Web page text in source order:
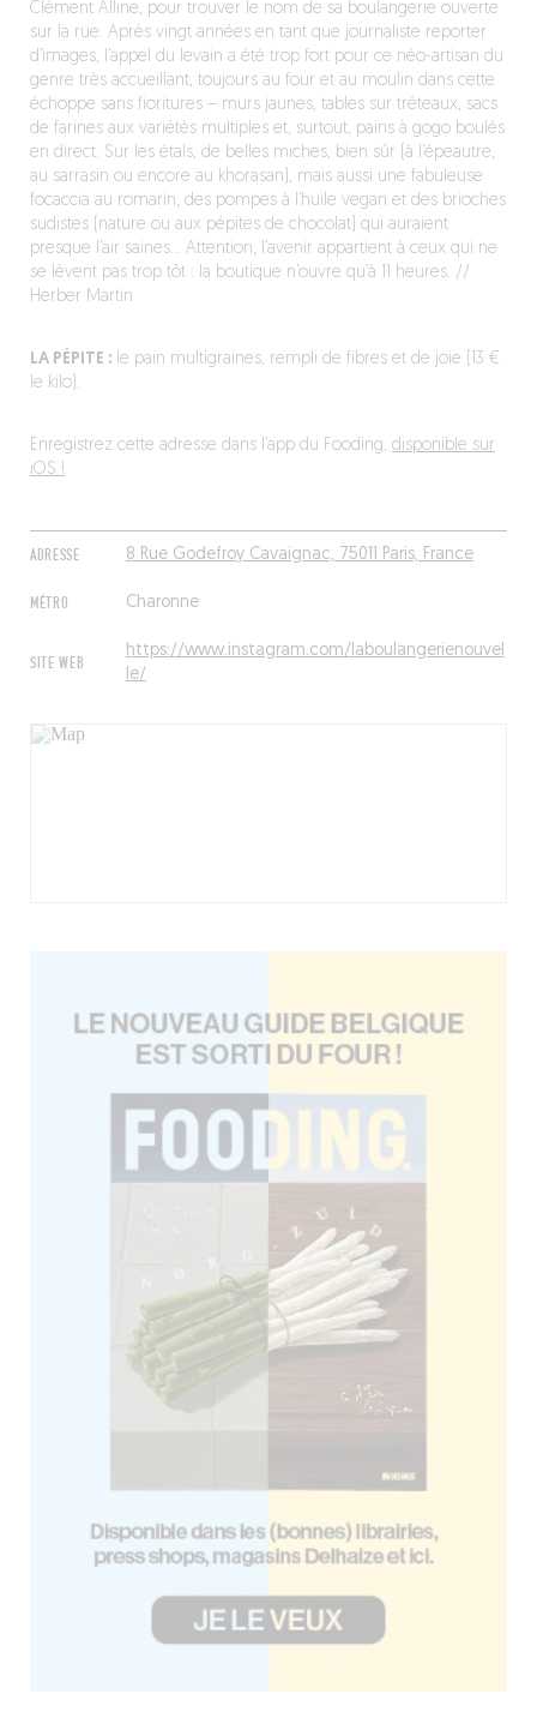
ADRESSE 8 Rue Godefroy Cavaignac, 75011 Paris, France
MÉTRO Charonne
SITE WEB
https://www.instagram.com/laboulangerienouvel
le/
Clément Alline, pour trouver le nom de sa boulangerie ouverte
sur la rue. Après vingt années en tant que journaliste reporter
d’images, l’appel du levain a été trop fort pour ce néo-artisan du
genre très accueillant, toujours au four et au moulin dans cette
échoppe sans fioritures – murs jaunes, tables sur tréteaux, sacs
de farines aux variétés multiples et, surtout, pains à gogo boulés
en direct. Sur les étals, de belles miches, bien sûr (à l’épeautre,
au sarrasin ou encore au khorasan), mais aussi une fabuleuse
focaccia au romarin, des pompes à l’huile vegan et des brioches
sudistes (nature ou aux pépites de chocolat) qui auraient
presque l’air saines… Attention, l’avenir appartient à ceux qui ne
se lèvent pas trop tôt : la boutique n’ouvre qu’à 11 heures. //
Herber Martin
LA PÉPITE :le pain multigraines, rempli de fibres et de joie (13 €
le kilo).
Enregistrez cette adresse dans l’app du Fooding, disponible sur
iOS !